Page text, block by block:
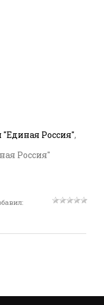
"Единая Россия",
Россия"
: